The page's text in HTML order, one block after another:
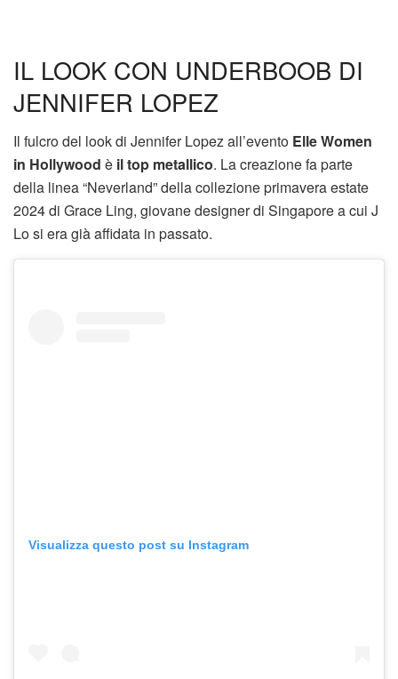
IL LOOK CON UNDERBOOB DI
JENNIFER LOPEZ
Il fulcro del look di Jennifer Lopez all’evento Elle Women
in Hollywood è il top metallico. La creazione fa parte
della linea “Neverland” della collezione primavera estate
2024 di Grace Ling, giovane designer di Singapore a cui J
Lo si era già affidata in passato.
Visualizza questo post su Instagram